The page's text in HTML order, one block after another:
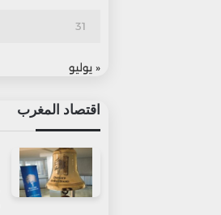
31
« يوليو
اقتصاد المغرب